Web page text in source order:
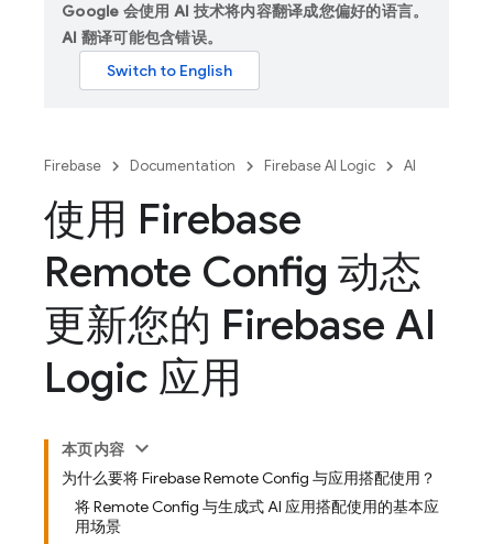
Google 会使用 AI 技术将内容翻译成您偏好的语言。
AI 翻译可能包含错误。
Firebase Documentation Firebase AI Logic AI
使用 Firebase
Remote Config 动态
更新您的 Firebase AI
Logic 应用
本页内容
为什么要将 Firebase Remote Config 与应用搭配使用？
将 Remote Config 与生成式 AI 应用搭配使用的基本应
用场景